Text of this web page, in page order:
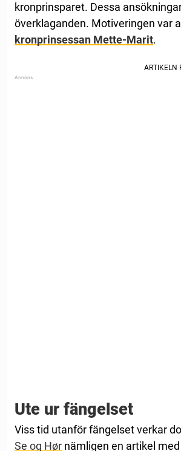
kronprinsparet. Dessa
överklaganden. Motiveringen var
kronprinsessan Mette-Marit.
Ute ur fängelset
Viss tid utanför fängelset verkar
Se og Hør nämligen en artikel